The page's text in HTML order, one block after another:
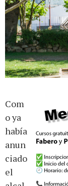
Com
o ya
había
anun
ciado
el